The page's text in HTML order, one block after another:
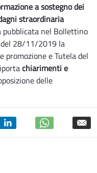
a sostegno dei
straordinaria
pubblicata nel Bollettino
del 28/11/2019 la
promozione e Tutela del
chiarimenti e
delle